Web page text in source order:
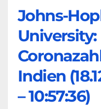
Johns-
University:
Indien
– 10:57:36)